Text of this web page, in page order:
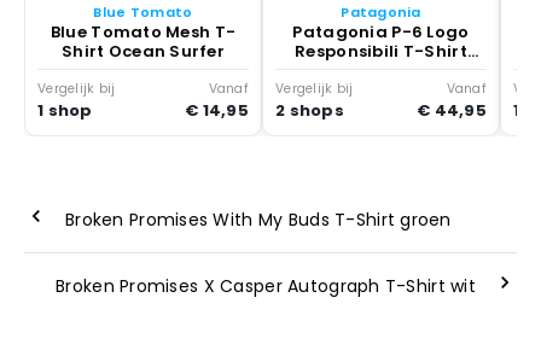
Blue Tomato
Blue Tomato Mesh T-
Shirt Ocean Surfer
Vergelijk bij
1 shop
Vanaf
€ 14,95
Patagonia
Patagonia P-6 Logo
Responsibili T-Shirt
Groen
Vergelijk bij
2 shops
Vanaf
€ 44,95 1
Broken Promises With My Buds T-Shirt groen
Broken Promises X Casper Autograph T-Shirt wit